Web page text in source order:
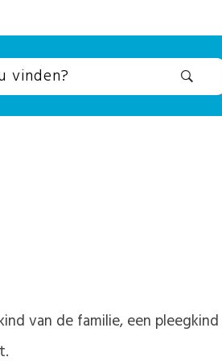
van de familie, een